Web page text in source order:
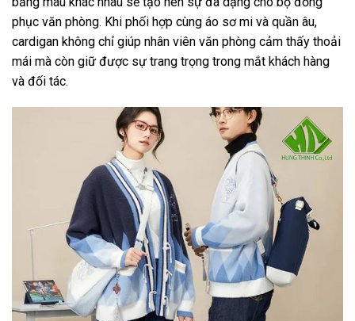
phục văn phòng. Khi phối hợp cùng áo sơ mi và quần âu,
cardigan không chỉ giúp nhân viên văn phòng cảm thấy thoải
mái mà còn giữ được sự trang trọng trong mắt khách hàng
và đối tác.